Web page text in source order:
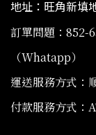
地址：旺角新填
訂單問題：852-
（Whatapp）
運送服務方式：
付款服務方式：